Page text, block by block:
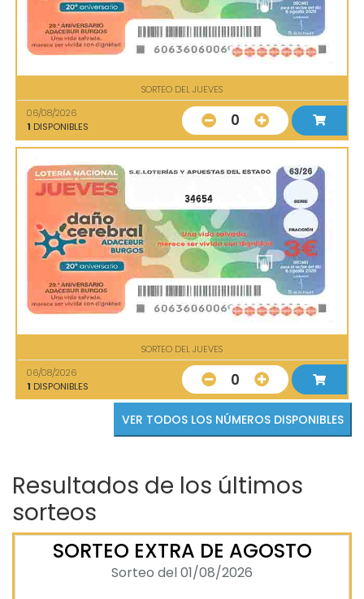
SORTEO DEL JUEVES
06/08/2026
1 DISPONIBLES 0
34654
SORTEO DEL JUEVES
06/08/2026
1 DISPONIBLES 0
VER TODOS LOS NÚMEROS DISPONIBLES
Resultados de los últimos
sorteos
SORTEO EXTRA DE AGOSTO
Sorteo del 01/08/2026